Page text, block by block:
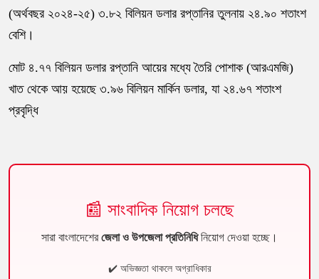
(অর্থবছর ২০২৪-২৫) ৩.৮২ বিলিয়ন ডলার রপ্তানির তুলনায় ২৪.৯০ শতাংশ
বেশি।
মোট ৪.৭৭ বিলিয়ন ডলার রপ্তানি আয়ের মধ্যে তৈরি পোশাক (আরএমজি)
খাত থেকে আয় হয়েছে ৩.৯৬ বিলিয়ন মার্কিন ডলার, যা ২৪.৬৭ শতাংশ
প্রবৃদ্ধি
📰 সাংবাদিক নিয়োগ চলছে
সারা বাংলাদেশেরজেলা ও উপজেলা প্রতিনিধিনিয়োগ দেওয়া হচ্ছে।
✔️ অভিজ্ঞতা থাকলে অগ্রাধিকার